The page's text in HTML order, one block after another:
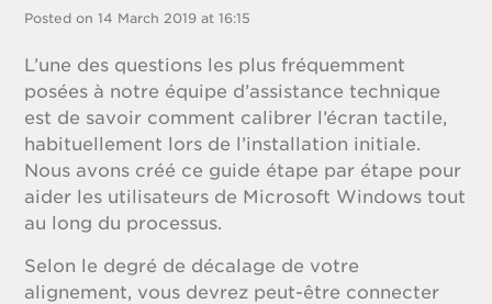
Posted on 14 March 2019 at 16:15
L’une des questions les plus fréquemment
posées à notre équipe d’assistance technique
est de savoir comment calibrer l’écran tactile,
habituellement lors de l’installation initiale.
Nous avons créé ce guide étape par étape pour
aider les utilisateurs de Microsoft Windows tout
au long du processus.
Selon le degré de décalage de votre
alignement, vous devrez peut-être connecter